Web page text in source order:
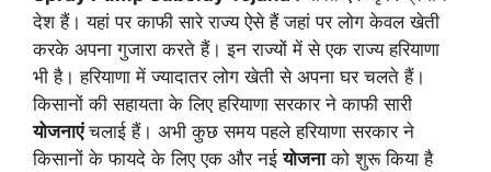
देश हैं। यहां पर काफी सारे राज्य ऐसे हैं जहां पर लोग केवल खेती
करके अपना गुजारा करते हैं। इन राज्यों में से एक राज्य हरियाणा
भी है। हरियाणा में ज्यादातर लोग खेती से अपना घर चलते हैं।
किसानों की सहायता के लिए हरियाणा सरकार ने काफी सारी
योजनाएंचलाई हैं। अभी कुछ समय पहले हरियाणा सरकार ने
किसानों के फायदे के लिए एक और नईयोजनाको शुरू किया है